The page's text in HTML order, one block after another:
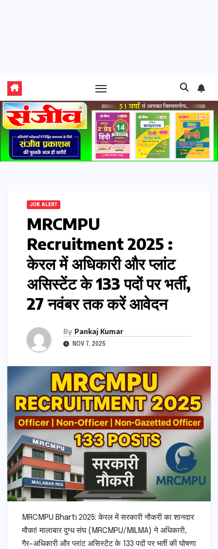
JOB ALERT
MRCMPU
Recruitment 2025 :
केरल में अधिकारी और प्लांट
असिस्टेंट के 133 पदों पर भर्ती,
27 नवंबर तक करें आवेदन
By Pankaj Kumar
NOV 7, 2025
MRCMPU Bharti 2025: केरल में सरकारी नौकरी का शानदार
मौका! मालाबार दुग्ध संघ (MRCMPU/MILMA) ने अधिकारी,
गैर-अधिकारी और प्लांट असिस्टेंट के 133 पदों पर भर्ती की घोषणा